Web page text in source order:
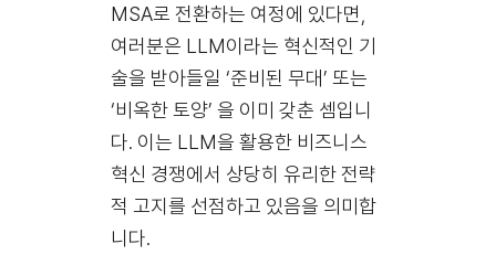
MSA로 전환하는 여정에 있다면,
여러분은 LLM이라는 혁신적인 기
술을 받아들일 ‘준비된 무대’ 또는
‘비옥한 토양’ 을 이미 갖춘 셈입니
다. 이는 LLM을 활용한 비즈니스
혁신 경쟁에서 상당히 유리한 전략
적 고지를 선점하고 있음을 의미합
니다.